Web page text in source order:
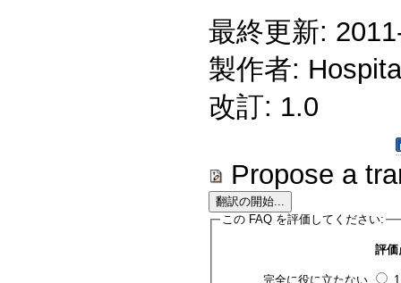
最終更新:
製作者:
改訂: 1.0
Propose a
この FAQ を評価してください:
評価
完全に役に立たない